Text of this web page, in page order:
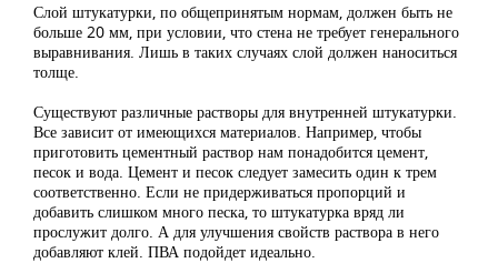
Слой штукатурки, по общепринятым нормам, должен быть не
больше 20 мм, при условии, что стена не требует генерального
выравнивания. Лишь в таких случаях слой должен наноситься
толще.
Существуют различные растворы для внутренней штукатурки.
Все зависит от имеющихся материалов. Например, чтобы
приготовить цементный раствор нам понадобится цемент,
песок и вода. Цемент и песок следует замесить один к трем
соответственно. Если не придерживаться пропорций и
добавить слишком много песка, то штукатурка вряд ли
прослужит долго. А для улучшения свойств раствора в него
добавляют клей. ПВА подойдет идеально.